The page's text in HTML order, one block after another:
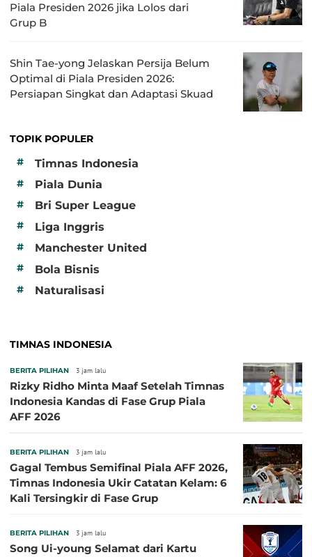
Piala Presiden 2026 jika Lolos dari
Grup B
Shin Tae-yong Jelaskan Persija Belum
Optimal di Piala Presiden 2026:
Persiapan Singkat dan Adaptasi Skuad
TOPIK POPULER
#
Timnas Indonesia
# Piala Dunia
# Bri Super League
# Liga Inggris
# Manchester United
# Bola Bisnis
# Naturalisasi
TIMNAS INDONESIA
BERITA PILIHAN 3 jam lalu
Rizky Ridho Minta Maaf Setelah Timnas
Indonesia Kandas di Fase Grup Piala
AFF 2026
BERITA PILIHAN 3 jam lalu
Gagal Tembus Semifinal Piala AFF 2026,
Timnas Indonesia Ukir Catatan Kelam: 6
Kali Tersingkir di Fase Grup
BERITA PILIHAN 3 jam lalu
Song Ui-young Selamat dari Kartu